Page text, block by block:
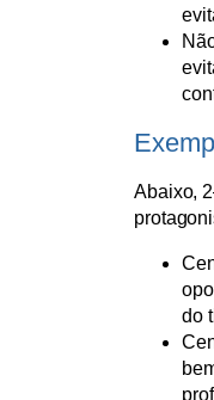
Abaixo,
do